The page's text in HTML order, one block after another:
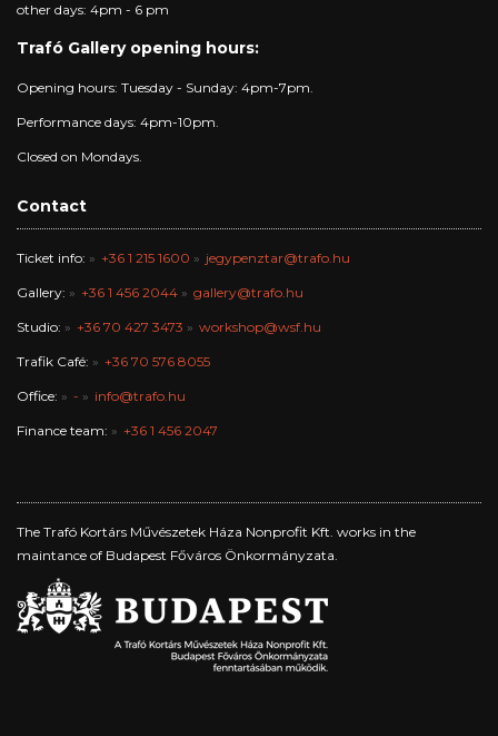
other days: 4pm - 6 pm
Trafó Gallery opening hours:
Opening hours: Tuesday - Sunday: 4pm-7pm.
Performance days: 4pm-10pm.
Closed on Mondays.
Contact
Ticket info: +36 1 215 1600 jegypenztar@trafo.hu
Gallery: +36 1 456 2044 gallery@trafo.hu
Studio: +36 70 427 3473 workshop@wsf.hu
Trafik Café: +36 70 576 8055
Office: - info@trafo.hu
Finance team: +36 1 456 2047
The Trafó Kortárs Művészetek Háza Nonprofit Kft. works in the
maintance of Budapest Főváros Önkormányzata.